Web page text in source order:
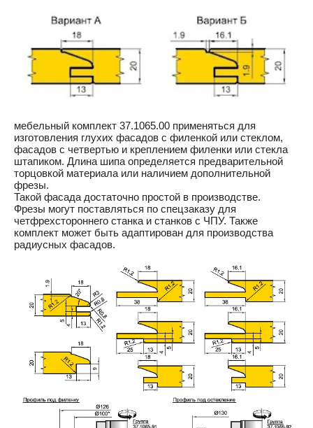
мебельный комплект 37.1065.00 применяться для
изготовления глухих фасадов с филенкой или стеклом,
фасадов с четвертью и креплением филенки или стекла
штапиком. Длина шипа определяется предварительной
торцовкой материала или наличием дополнительной
фрезы.
Такой фасада достаточно простой в производстве.
Фрезы могут поставляться по спецзаказу для
четфрехстороннего станка и станков с ЧПУ. Также
комплект может быть адаптирован для производства
радиусных фасадов.